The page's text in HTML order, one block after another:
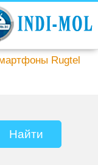
Rugtel